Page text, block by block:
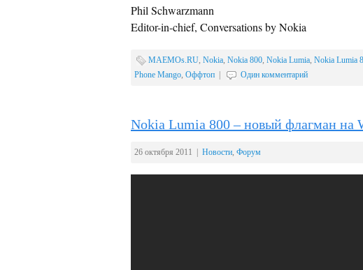
Phil Schwarzmann
Editor-in-chief, Conversations by Nokia
MAEMOs.RU, Nokia, Nokia 800, Nokia Lumia, Nokia Lumia
Phone Mango, Оффтоп Один комментарий
Nokia Lumia 800 – новый флагман на
26 октября 2011 | Новости, Форум